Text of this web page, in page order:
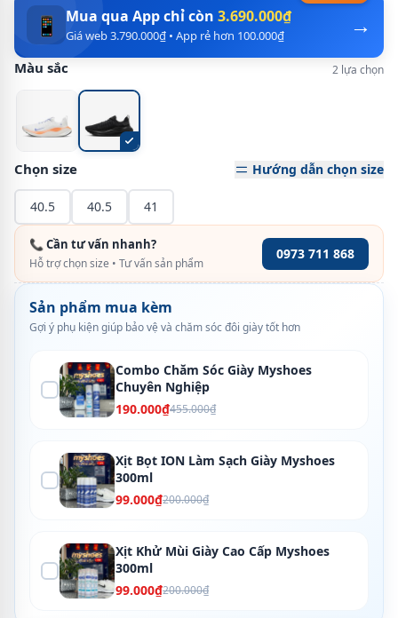
→
📱 Mua qua App chỉ còn 3.690.000₫
Giá web 3.790.000₫ • App rẻ hơn 100.000₫
Màu sắc 2 lựa chọn
Chọn size Hướng dẫn chọn size
40.5 40.5 41
📞 Cần tư vấn nhanh?
Hỗ trợ chọn size • Tư vấn sản phẩm
0973 711 868
Sản phẩm mua kèm
Gợi ý phụ kiện giúp bảo vệ và chăm sóc đôi giày tốt hơn
Combo Chăm Sóc Giày Myshoes
Chuyên Nghiệp
190.000₫455.000₫
Xịt Bọt ION Làm Sạch Giày Myshoes
300ml
99.000₫200.000₫
Xịt Khử Mùi Giày Cao Cấp Myshoes
300ml
99.000₫200.000₫